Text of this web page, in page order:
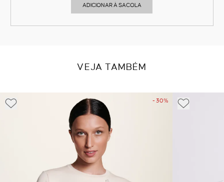
ADICIONAR À SACOLA
VEJA TAMBÉM
- 30%